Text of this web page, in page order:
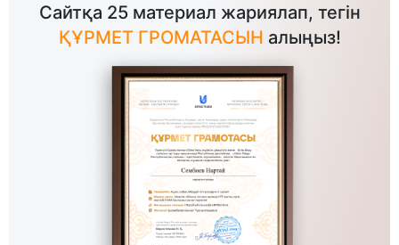
Сайтқа 25 материал жариялап, тегін
ҚҰРМЕТ ГРОМАТАСЫН алыңыз!